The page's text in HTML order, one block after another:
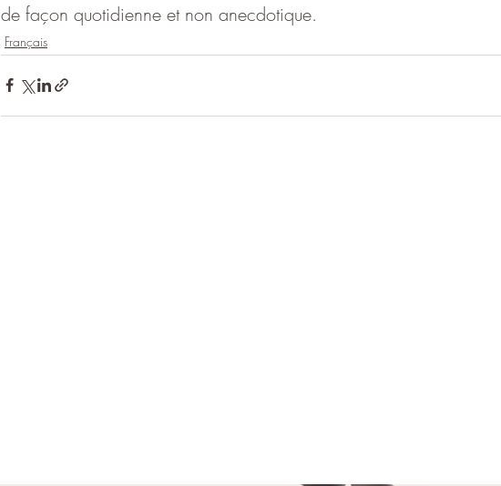
de façon quotidienne et non anecdotique.
Français